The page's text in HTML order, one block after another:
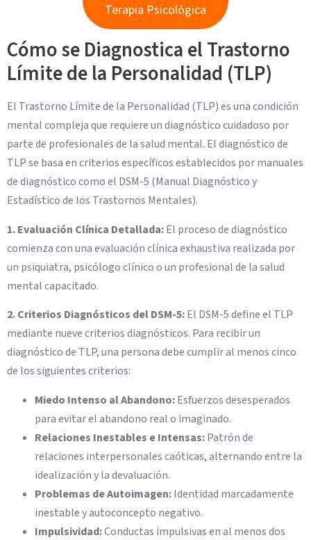
Terapia Psicológica
Cómo se Diagnostica el Trastorno
Límite de la Personalidad (TLP)
El Trastorno Límite de la Personalidad (TLP) es una condición
mental compleja que requiere un diagnóstico cuidadoso por
parte de profesionales de la salud mental. El diagnóstico de
TLP se basa en criterios específicos establecidos por manuales
de diagnóstico como el DSM-5 (Manual Diagnóstico y
Estadístico de los Trastornos Mentales).
1. Evaluación Clínica Detallada:El proceso de diagnóstico
comienza con una evaluación clínica exhaustiva realizada por
un psiquiatra, psicólogo clínico o un profesional de la salud
mental capacitado.
2. Criterios Diagnósticos del DSM-5:El DSM-5 define el TLP
mediante nueve criterios diagnósticos. Para recibir un
diagnóstico de TLP, una persona debe cumplir al menos cinco
de los siguientes criterios:
Miedo Intenso al Abandono:Esfuerzos desesperados
para evitar el abandono real o imaginado.
Relaciones Inestables e Intensas:Patrón de
relaciones interpersonales caóticas, alternando entre la
idealización y la devaluación.
Problemas de Autoimagen:Identidad marcadamente
inestable y autoconcepto negativo.
Impulsividad:Conductas impulsivas en al menos dos